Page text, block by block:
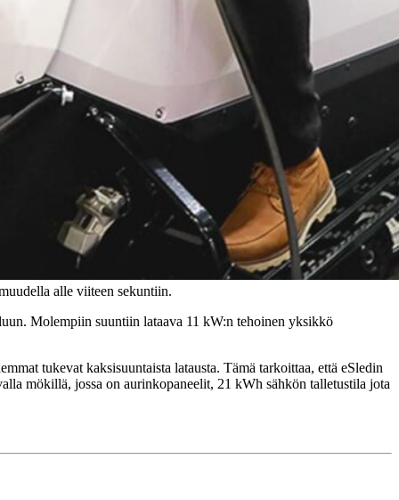
alle viiteen sekuntiin.
Molempiin suuntiin lataava 11 kW:n tehoinen yksikkö
tukevat kaksisuuntaista latausta. Tämä tarkoittaa, että eSledin
mökillä, jossa on aurinkopaneelit, 21 kWh sähkön talletustila jota